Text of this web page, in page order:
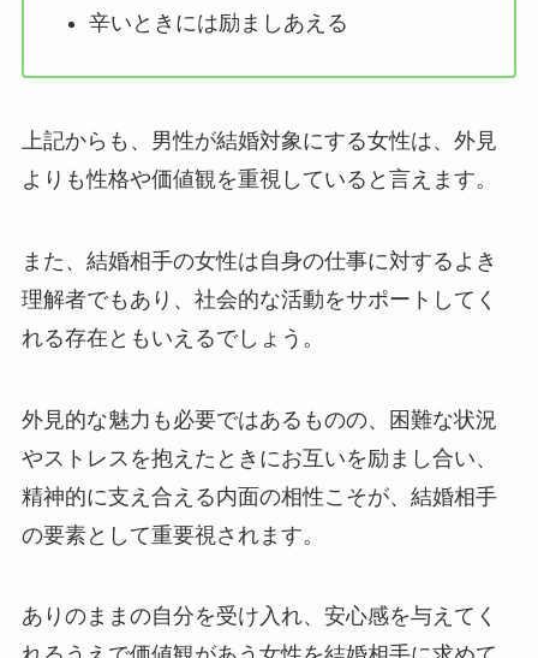
辛いときには励ましあえる
上記からも、男性が結婚対象にする女性は、外見
よりも性格や価値観を重視していると言えます。
また、結婚相手の女性は自身の仕事に対するよき
理解者でもあり、社会的な活動をサポートしてく
れる存在ともいえるでしょう。
外見的な魅力も必要ではあるものの、困難な状況
やストレスを抱えたときにお互いを励まし合い、
精神的に支え合える内面の相性こそが、結婚相手
の要素として重要視されます。
ありのままの自分を受け入れ、安心感を与えてく